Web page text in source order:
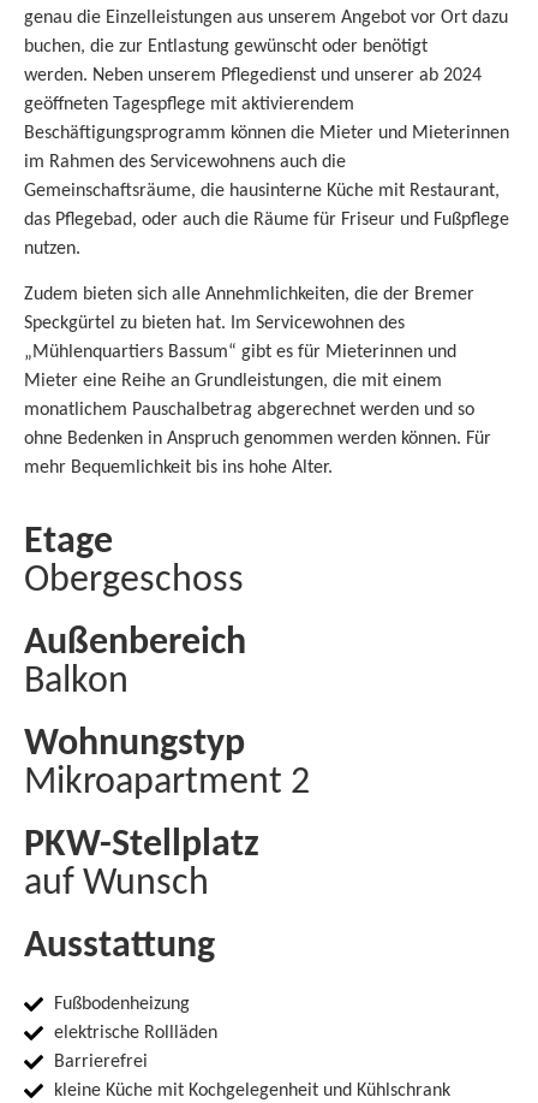
genau die Einzelleistungen aus unserem Angebot vor Ort dazu
buchen, die zur Entlastung gewünscht oder benötigt
werden. Neben unserem Pflegedienst und unserer ab 2024
geöffneten Tagespflege mit aktivierendem
Beschäftigungsprogramm können die Mieter und Mieterinnen
im Rahmen des Servicewohnens auch die
Gemeinschaftsräume, die hausinterne Küche mit Restaurant,
das Pflegebad, oder auch die Räume für Friseur und Fußpflege
nutzen.
Zudem bieten sich alle Annehmlichkeiten, die der Bremer
Speckgürtel zu bieten hat. Im Servicewohnen des
„Mühlenquartiers Bassum“ gibt es für Mieterinnen und
Mieter eine Reihe an Grundleistungen, die mit einem
monatlichem Pauschalbetrag abgerechnet werden und so
ohne Bedenken in Anspruch genommen werden können. Für
mehr Bequemlichkeit bis ins hohe Alter.
Etage
Obergeschoss
Außenbereich
Balkon
Wohnungstyp
Mikroapartment 2
PKW-Stellplatz
auf Wunsch
Ausstattung
Fußbodenheizung
elektrische Rollläden
Barrierefrei
kleine Küche mit Kochgelegenheit und Kühlschrank